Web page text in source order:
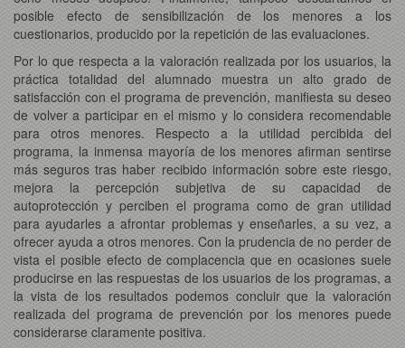
posible efecto de sensibilización de los menores a los
cuestionarios, producido por la repetición de las evaluaciones.
Por lo que respecta a la valoración realizada por los usuarios, la
práctica totalidad del alumnado muestra un alto grado de
satisfacción con el programa de prevención, manifiesta su deseo
de volver a participar en el mismo y lo considera recomendable
para otros menores. Respecto a la utilidad percibida del
programa, la inmensa mayoría de los menores afirman sentirse
más seguros tras haber recibido información sobre este riesgo,
mejora la percepción subjetiva de su capacidad de
autoprotección y perciben el programa como de gran utilidad
para ayudarles a afrontar problemas y enseñarles, a su vez, a
ofrecer ayuda a otros menores. Con la prudencia de no perder de
vista el posible efecto de complacencia que en ocasiones suele
producirse en las respuestas de los usuarios de los programas, a
la vista de los resultados podemos concluir que la valoración
realizada del programa de prevención por los menores puede
considerarse claramente positiva.